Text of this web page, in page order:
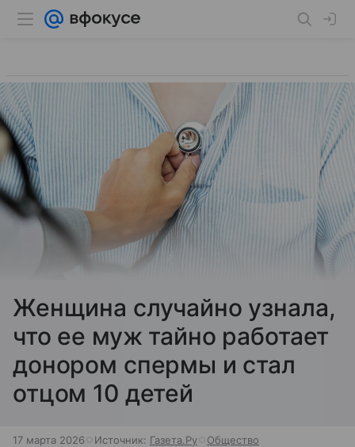
Женщина случайно узнала,
что ее муж тайно работает
донором спермы и стал
отцом 10 детей
17 марта 2026 Источник: Газета.Ру Общество